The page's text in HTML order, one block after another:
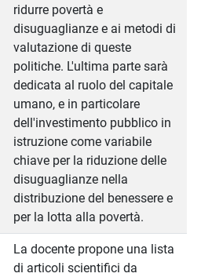
ridurre povertà e
disuguaglianze e ai metodi di
valutazione di queste
politiche. L'ultima parte sarà
dedicata al ruolo del capitale
umano, e in particolare
dell'investimento pubblico in
istruzione come variabile
chiave per la riduzione delle
disuguaglianze nella
distribuzione del benessere e
per la lotta alla povertà.
La docente propone una lista
di articoli scientifici da